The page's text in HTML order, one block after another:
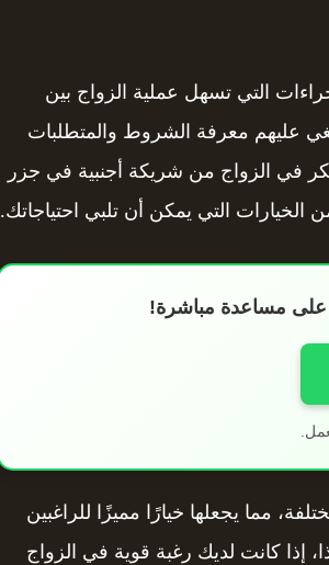
التي تسهل عملية الزواج بين
عليهم معرفة الشروط والمتطلبات
في الزواج من شريكة أجنبية في جزر
الخيارات التي يمكن أن تلبي احتياجاتك.
على مساعدة مباشرة!
مما يجعلها خيارًا مميزًا للراغبين
إذا كانت لديك رغبة قوية في الزواج